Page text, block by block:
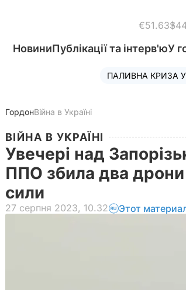
€51.63
НовиниПублікації та інтерв'юУ
ПАЛИВНА КРИЗА
ГордонВійна в Україні
ВІЙНА В УКРАЇНІ
Увечері над
ППО збила два дрони
сили
27 серпня 2023, 10.32 Этот